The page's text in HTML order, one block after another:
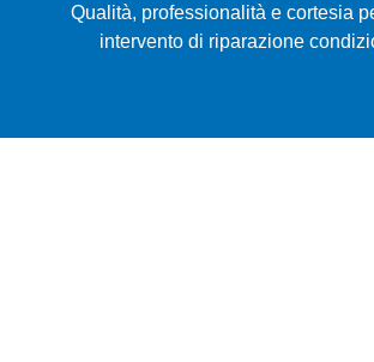
Qualità, professionalità e cortesia
intervento di riparazione